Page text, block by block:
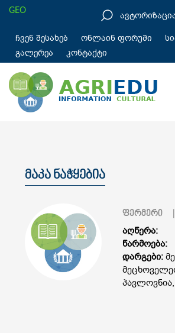
GEO
ჩვენ შესახებ
ონლაინ ფორუმი
გალერეა
კონტაქტი
მაკა ნაჭყებია
ფერმერი |
აღწერა:
წარმოება:
დარგები: